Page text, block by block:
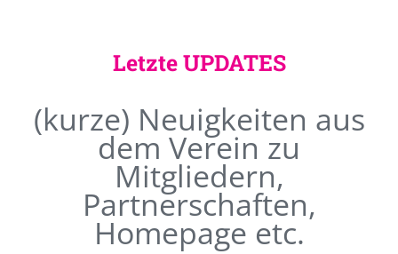
Letzte UPDATES
(kurze) Neuigkeiten aus
dem Verein zu
Mitgliedern,
Partnerschaften,
Homepage etc.